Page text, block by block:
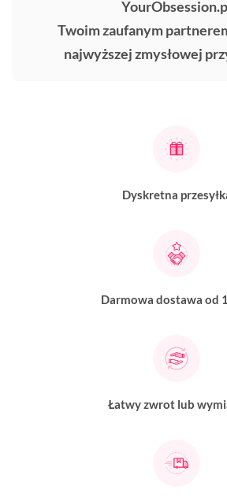
Twoim zaufanym
najwyższej zmysłowej
Dyskretna
Darmowa dostawa od
Łatwy zwrot lub